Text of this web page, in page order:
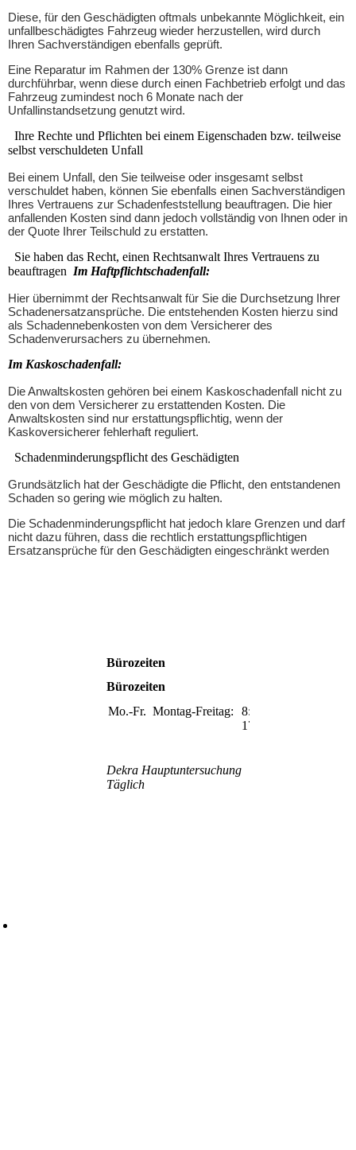
Diese, für den Geschädigten oftmals unbekannte Möglichkeit, ein
unfallbeschädigtes Fahrzeug wieder herzustellen, wird durch
Ihren Sachverständigen ebenfalls geprüft.
Eine Reparatur im Rahmen der 130% Grenze ist dann
durchführbar, wenn diese durch einen Fachbetrieb erfolgt und das
Fahrzeug zumindest noch 6 Monate nach der
Unfallinstandsetzung genutzt wird.
Ihre Rechte und Pflichten bei einem Eigenschaden bzw. teilweise
selbst verschuldeten Unfall
Bei einem Unfall, den Sie teilweise oder insgesamt selbst
verschuldet haben, können Sie ebenfalls einen Sachverständigen
Ihres Vertrauens zur Schadenfeststellung beauftragen. Die hier
anfallenden Kosten sind dann jedoch vollständig von Ihnen oder in
der Quote Ihrer Teilschuld zu erstatten.
Sie haben das Recht, einen Rechtsanwalt Ihres Vertrauens zu
beauftragen Im Haftpflichtschadenfall:
Hier übernimmt der Rechtsanwalt für Sie die Durchsetzung Ihrer
Schadenersatzansprüche. Die entstehenden Kosten hierzu sind
als Schadennebenkosten von dem Versicherer des
Schadenverursachers zu übernehmen.
Im Kaskoschadenfall:
Die Anwaltskosten gehören bei einem Kaskoschadenfall nicht zu
den von dem Versicherer zu erstattenden Kosten. Die
Anwaltskosten sind nur erstattungspflichtig, wenn der
Kaskoversicherer fehlerhaft reguliert.
Schadenminderungspflicht des Geschädigten
Grundsätzlich hat der Geschädigte die Pflicht, den entstandenen
Schaden so gering wie möglich zu halten.
Die Schadenminderungspflicht hat jedoch klare Grenzen und darf
nicht dazu führen, dass die rechtlich erstattungspflichtigen
Ersatzansprüche für den Geschädigten eingeschränkt werden
Bürozeiten
Bürozeiten
Mo.-Fr. Montag-Freitag:
8:00-
17:00
Dekra Hauptuntersuchung
Täglich